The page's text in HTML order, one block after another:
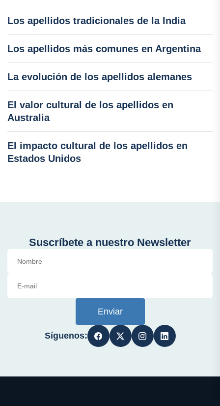
Los apellidos tradicionales de la India
Los apellidos más comunes en Argentina
La evolución de los apellidos alemanes
El valor cultural de los apellidos en
Australia
El impacto cultural de los apellidos en
Estados Unidos
Suscríbete a nuestro Newsletter
Enviar
Síguenos: